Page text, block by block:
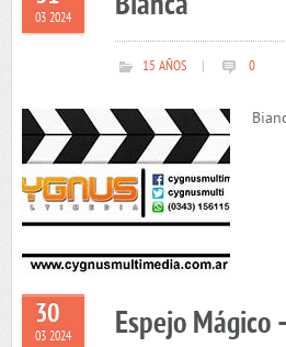
03 2024
15 AÑOS 0
30
03 2024 Espejo Mágico